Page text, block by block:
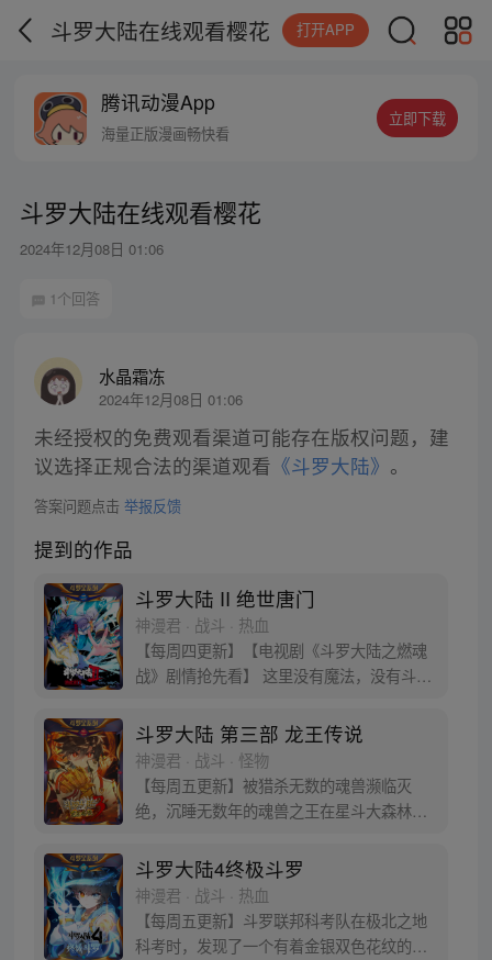
斗罗大陆在线观看樱花 打开APP
腾讯动漫App
海量正版漫画畅快看
立即下载
斗罗大陆在线观看樱花
2024年12月08日 01:06
1个回答
水晶霜冻
2024年12月08日 01:06
未经授权的免费观看渠道可能存在版权问题，建
议选择正规合法的渠道观看 《斗罗大陆》 。
答案问题点击 举报反馈
提到的作品
斗罗大陆 II 绝世唐门
神漫君 · 战斗 · 热血
【每周四更新】【电视剧《斗罗大陆之燃魂
战》剧情抢先看】 这里没有魔法，没有斗
后的斗罗大陆上，唐门式微，一代天骄霍雨
浩横空出世，一切的神奇都将一一展现。 唐
门暗器能否重振雄风，唐门能否重现辉煌，
一切尽绝世唐门！
斗罗大陆 第三部 龙王传说
神漫君 · 战斗 · 怪物
【每周五更新】被猎杀无数的魂兽濒临灭
绝，沉睡无数年的魂兽之王在星斗大森林最
魂”遇上执着而顽强的少年唐舞麟，万众瞩目
的武魂传奇将再次被书写。我们不期待奇
迹，但要给奇迹一个机会。
斗罗大陆4终极斗罗
神漫君 · 战斗 · 热血
【每周五更新】斗罗联邦科考队在极北之地
科考时，发现了一个有着金银双色花纹的